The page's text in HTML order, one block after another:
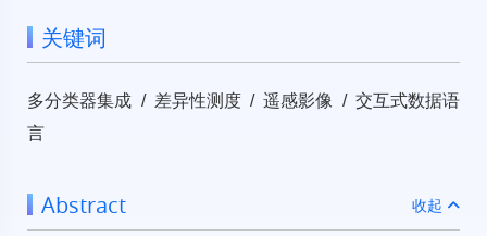
关键词
多分类器集成 / 差异性测度 / 遥感影像 / 交互式数据语
言
Abstract 收起